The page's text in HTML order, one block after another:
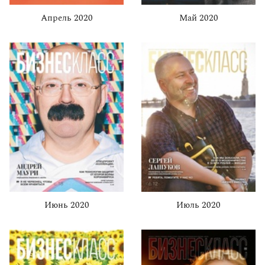
Апрель 2020 Май 2020
Июнь 2020 Июль 2020